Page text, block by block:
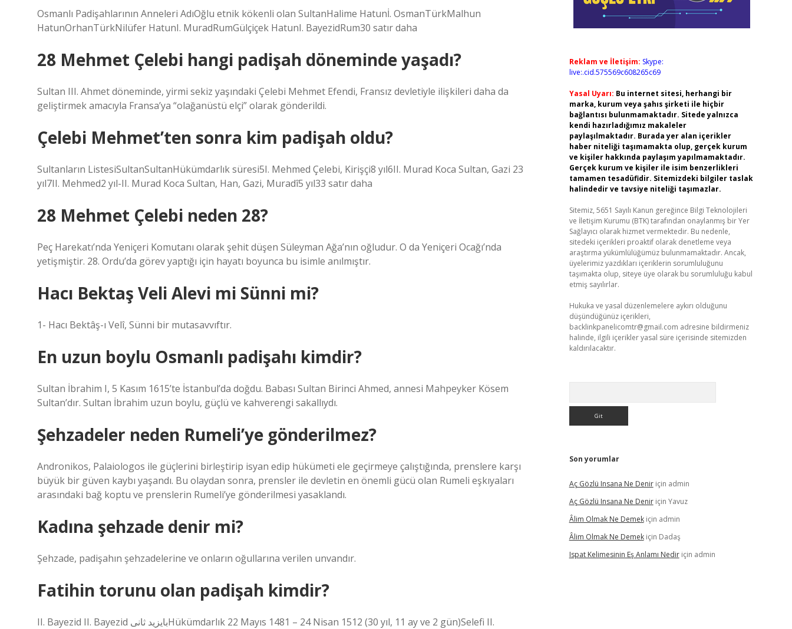
Osmanlı Padişahlarının Anneleri AdıOğlu etnik kökenli olan SultanHalime Hatunİ. OsmanTürkMalhun
HatunOrhanTürkNilüfer HatunI. MuradRumGülçiçek HatunI. BayezidRum30 satır daha
28 Mehmet Çelebi hangi padişah döneminde yaşadı?
Sultan III. Ahmet döneminde, yirmi sekiz yaşındaki Çelebi Mehmet Efendi, Fransız devletiyle ilişkileri daha da
geliştirmek amacıyla Fransa’ya “olağanüstü elçi” olarak gönderildi.
Çelebi Mehmet’ten sonra kim padişah oldu?
Sultanların ListesiSultanSultanHükümdarlık süresi5I. Mehmed Çelebi, Kirişçi8 yıl6II. Murad Koca Sultan, Gazi 23
yıl7II. Mehmed2 yıl-II. Murad Koca Sultan, Han, Gazi, Muradî5 yıl33 satır daha
28 Mehmet Çelebi neden 28?
Peç Harekatı’nda Yeniçeri Komutanı olarak şehit düşen Süleyman Ağa’nın oğludur. O da Yeniçeri Ocağı’nda
yetişmiştir. 28. Ordu’da görev yaptığı için hayatı boyunca bu isimle anılmıştır.
Hacı Bektaş Veli Alevi mi Sünni mi?
1- Hacı Bektâş-ı Velî, Sünni bir mutasavvıftır.
En uzun boylu Osmanlı padişahı kimdir?
Sultan İbrahim I, 5 Kasım 1615’te İstanbul’da doğdu. Babası Sultan Birinci Ahmed, annesi Mahpeyker Kösem
Sultan’dır. Sultan İbrahim uzun boylu, güçlü ve kahverengi sakallıydı.
Şehzadeler neden Rumeli’ye gönderilmez?
Andronikos, Palaiologos ile güçlerini birleştirip isyan edip hükümeti ele geçirmeye çalıştığında, prenslere karşı
büyük bir güven kaybı yaşandı. Bu olaydan sonra, prensler ile devletin en önemli gücü olan Rumeli eşkıyaları
arasındaki bağ koptu ve prenslerin Rumeli’ye gönderilmesi yasaklandı.
Kadına şehzade denir mi?
Şehzade, padişahın şehzadelerine ve onların oğullarına verilen unvandır.
Fatihin torunu olan padişah kimdir?
II. Bayezid II. Bayezid بايزيد ثانىHükümdarlık 22 Mayıs 1481 – 24 Nisan 1512 (30 yıl, 11 ay ve 2 gün)Selefi II.
Reklam ve İletişim: Skype:
live:.cid.575569c608265c69
Yasal Uyarı: Bu internet sitesi, herhangi bir
marka, kurum veya şahıs şirketi ile hiçbir
bağlantısı bulunmamaktadır. Sitede yalnızca
kendi hazırladığımız makaleler
paylaşılmaktadır. Burada yer alan içerikler
haber niteliği taşımamakta olup, gerçek kurum
ve kişiler hakkında paylaşım yapılmamaktadır.
Gerçek kurum ve kişiler ile isim benzerlikleri
tamamen tesadüfidir. Sitemizdeki bilgiler taslak
halindedir ve tavsiye niteliği taşımazlar.
Sitemiz, 5651 Sayılı Kanun gereğince Bilgi Teknolojileri
ve İletişim Kurumu (BTK) tarafından onaylanmış bir Yer
Sağlayıcı olarak hizmet vermektedir. Bu nedenle,
sitedeki içerikleri proaktif olarak denetleme veya
araştırma yükümlülüğümüz bulunmamaktadır. Ancak,
üyelerimiz yazdıkları içeriklerin sorumluluğunu
taşımakta olup, siteye üye olarak bu sorumluluğu kabul
etmiş sayılırlar.
Hukuka ve yasal düzenlemelere aykırı olduğunu
düşündüğünüz içerikleri,
backlinkpanelicomtr@gmail.com adresine bildirmeniz
halinde, ilgili içerikler yasal süre içerisinde sitemizden
kaldırılacaktır.
Son yorumlar
Aç Gözlü Insana Ne Deniriçin admin
Aç Gözlü Insana Ne Deniriçin Yavuz
Âlim Olmak Ne Demekiçin admin
Âlim Olmak Ne Demekiçin Dadaş
Ispat Kelimesinin Eş Anlamı Nediriçin admin